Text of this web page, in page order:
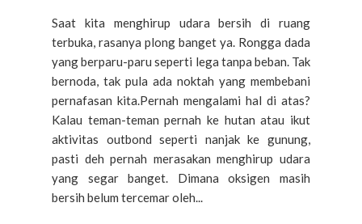
Saat kita menghirup udara bersih di ruang
terbuka, rasanya plong banget ya. Rongga dada
yang berparu-paru seperti lega tanpa beban. Tak
bernoda, tak pula ada noktah yang membebani
pernafasan kita.Pernah mengalami hal di atas?
Kalau teman-teman pernah ke hutan atau ikut
aktivitas outbond seperti nanjak ke gunung,
pasti deh pernah merasakan menghirup udara
yang segar banget. Dimana oksigen masih
bersih belum tercemar oleh...